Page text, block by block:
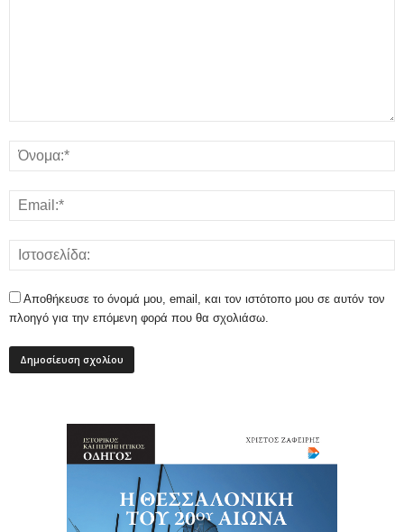
Αποθήκευσε το όνομά μου, email, και τον ιστότοπο μου σε αυτόν τον
πλοηγό για την επόμενη φορά που θα σχολιάσω.